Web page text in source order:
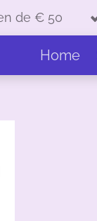
de € 50
Home